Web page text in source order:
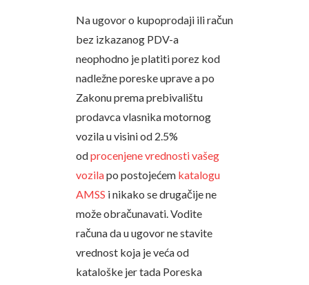
Na ugovor o kupoprodaji ili račun
bez izkazanog PDV-a
neophodno je platiti porez kod
nadležne poreske uprave a po
Zakonu prema prebivalištu
prodavca vlasnika motornog
vozila u visini od 2.5%
odprocenjene vrednosti vašeg
vozilapo postojećem katalogu
AMSS i nikako se drugačije ne
može obračunavati. Vodite
računa da u ugovor ne stavite
vrednost koja je veća od
kataloške jer tada Poreska